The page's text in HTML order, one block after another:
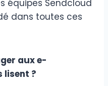
équipes Sendcloud
dans toutes ces
aux e-
lisent ?